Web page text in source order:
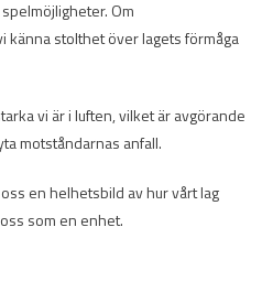
Om
känna stolthet över lagets förmåga
vi är i luften, vilket är avgörande
motståndarnas anfall.
en helhetsbild av hur vårt lag
som en enhet.